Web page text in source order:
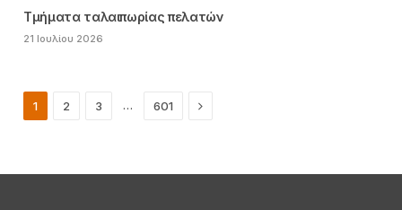
Τμήματα ταλαιπωρίας πελατών
21 Ιουλίου 2026
1 2 3 … 601 Next